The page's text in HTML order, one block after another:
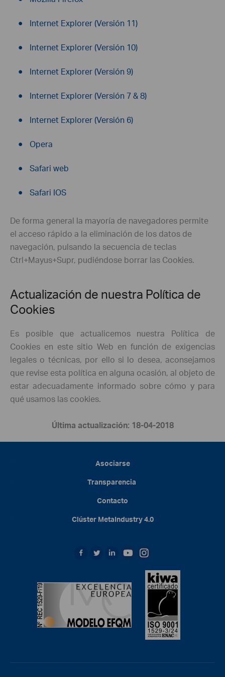
Internet Explorer (Versión 11)
Internet Explorer (Versión 10)
Internet Explorer (Versión 9)
Internet Explorer (Versión 7 & 8)
Internet Explorer (Versión 6)
Opera
Safari web
Safari IOS
De forma general la mayoría de navegadores permite
el acceso rápido a la eliminación de los datos de
navegación, pulsando la secuencia de teclas
Ctrl+Mayus+Supr, pudiéndose borrar las Cookies.
Actualización de nuestra Política de
Cookies
Es posible que actualicemos nuestra Política de
Cookies en este sitio Web en función de exigencias
legales o técnicas, por ello si lo desea, aconsejamos
que revise esta política en alguna ocasión, al objeto de
estar adecuadamente informado sobre cómo y para
qué usamos las cookies.​
Última actualización: 18-04-2018
Asociarse
Transparencia
Contacto
Clúster MetaIndustry4.0